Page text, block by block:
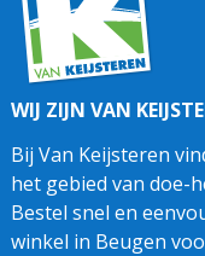
WIJ ZIJN VAN
Bij Van Keijsteren
het gebied van doe-
Bestel snel en
winkel in Beugen